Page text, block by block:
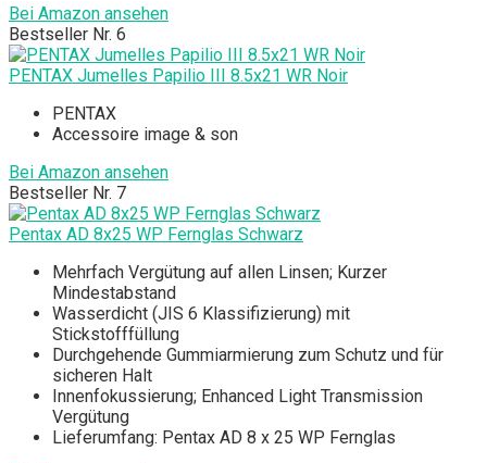
Bei Amazon ansehen
Bestseller Nr. 6
PENTAX Jumelles Papilio III 8.5x21 WR Noir
PENTAX
Accessoire image & son
Bei Amazon ansehen
Bestseller Nr. 7
Pentax AD 8x25 WP Fernglas Schwarz
Mehrfach Vergütung auf allen Linsen; Kurzer
Mindestabstand
Wasserdicht (JIS 6 Klassifizierung) mit
Stickstofffüllung
Durchgehende Gummiarmierung zum Schutz und für
sicheren Halt
Innenfokussierung; Enhanced Light Transmission
Vergütung
Lieferumfang: Pentax AD 8 x 25 WP Fernglas